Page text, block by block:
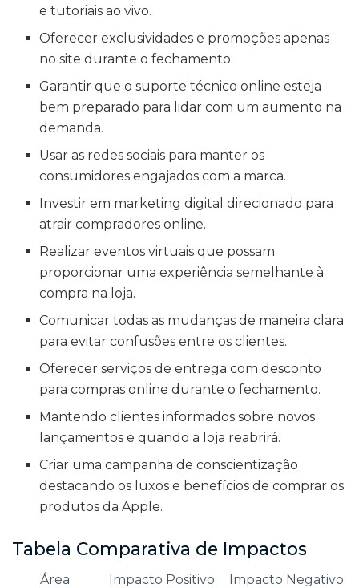
e tutoriais ao vivo.
Oferecer exclusividades e promoções apenas
no site durante o fechamento.
Garantir que o suporte técnico online esteja
bem preparado para lidar com um aumento na
demanda.
Usar as redes sociais para manter os
consumidores engajados com a marca.
Investir em marketing digital direcionado para
atrair compradores online.
Realizar eventos virtuais que possam
proporcionar uma experiência semelhante à
compra na loja.
Comunicar todas as mudanças de maneira clara
para evitar confusões entre os clientes.
Oferecer serviços de entrega com desconto
para compras online durante o fechamento.
Mantendo clientes informados sobre novos
lançamentos e quando a loja reabrirá.
Criar uma campanha de conscientização
destacando os luxos e benefícios de comprar os
produtos da Apple.
Tabela Comparativa de Impactos
Área
Impacto Positivo Impacto Negativo